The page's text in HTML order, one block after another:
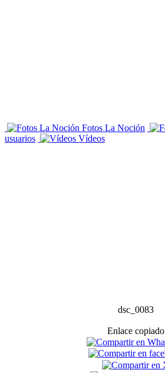
Fotos La Noción
usuarios
Vídeos
dsc_0083
Enlace copiado